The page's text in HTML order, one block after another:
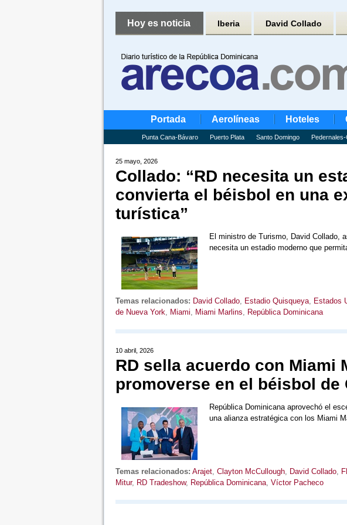
Hoy es noticia Iberia David Collado
Portada Aerolíneas Hoteles
Punta Cana-Bávaro Puerto Plata Santo Domingo
25 mayo, 2026
Collado: “RD necesita un
convierta el béisbol en una
turística”
El ministro de Turismo, David Collado,
necesita un estadio moderno que
Temas relacionados: David Collado, Estadio Quisqueya, Estados
de Nueva York, Miami, Miami Marlins, República Dominicana
10 abril, 2026
RD sella acuerdo con Miami
promoverse en el béisbol de
República Dominicana aprovechó el
una alianza estratégica con los Miami
Temas relacionados: Arajet, Clayton McCullough, David Collado,
Mitur, RD Tradeshow, República Dominicana, Víctor Pacheco